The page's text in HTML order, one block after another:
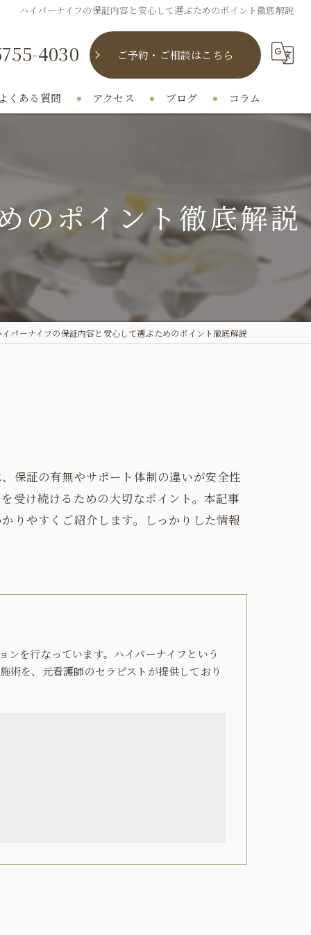
ハイパーナイフの保証内容と安心して選ぶためのポイント徹底解説
4030 ご予約・ご相談はこちら
くある質問 アクセス ブログ コラム
のポイント徹底解説
イパーナイフの保証内容と安心して選ぶためのポイント徹底解説
保証の有無やサポート体制の違いが安全性
受け続けるための大切なポイント。本記事
りやすくご紹介します。しっかりした情報
を行なっています。ハイパーナイフという
術を、元看護師のセラピストが提供しており